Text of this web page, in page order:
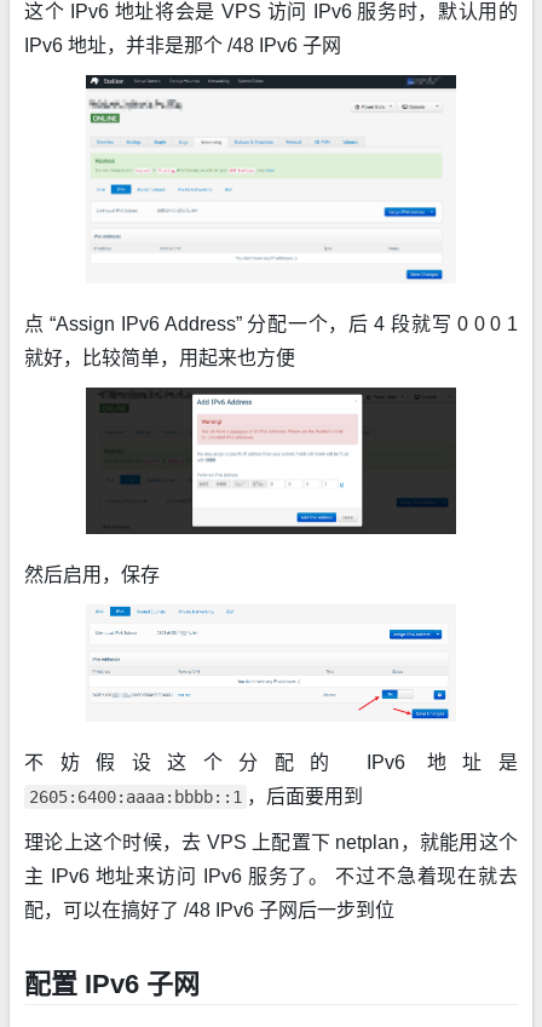
这个 IPv6 地址将会是 VPS 访问 IPv6 服务时，默认用的
IPv6 地址，并非是那个 /48 IPv6 子网
点 “Assign IPv6 Address” 分配一个，后 4 段就写 0 0 0 1
就好，比较简单，用起来也方便
然后启用，保存
不妨假设这个分配的 IPv6 地址是
2605:6400:aaaa:bbbb::1 ，后面要用到
理论上这个时候，去 VPS 上配置下 netplan，就能用这个
主 IPv6 地址来访问 IPv6 服务了。 不过不急着现在就去
配，可以在搞好了 /48 IPv6 子网后一步到位
配置 IPv6 子网